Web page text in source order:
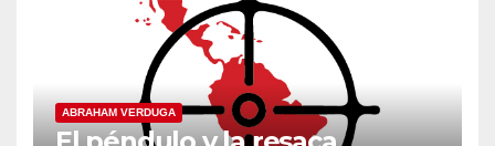
ABRAHAM VERDUGA